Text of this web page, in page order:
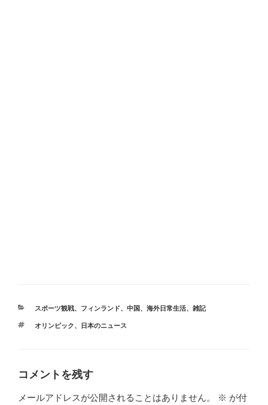
カ
ゴ
スポーツ観戦、 フィンランド、 中国 、 海外日常生活、 雑記
タ
オリンピック、 日本のニュース
コメントを残す
メールアドレスが公開されることはありません。 ※ が付